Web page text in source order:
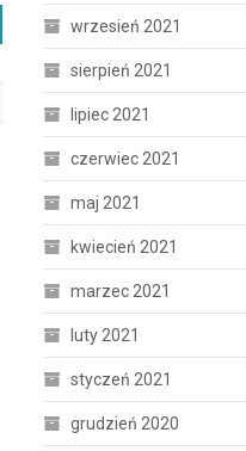
wrzesień 2021
sierpień 2021
lipiec 2021
czerwiec 2021
maj 2021
kwiecień 2021
marzec 2021
luty 2021
styczeń 2021
grudzień 2020